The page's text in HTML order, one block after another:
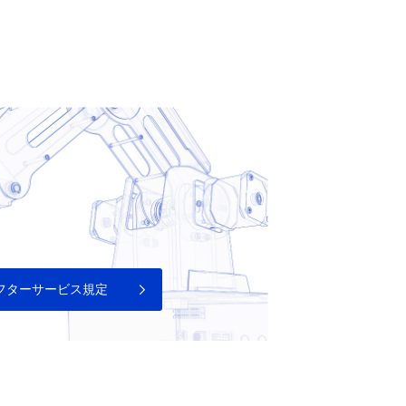
ターサービス規定